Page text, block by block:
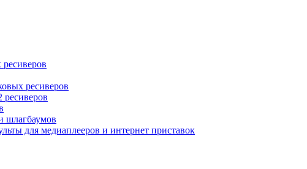
ресиверов
шлагбаумов
для медиаплееров и интернет приставок